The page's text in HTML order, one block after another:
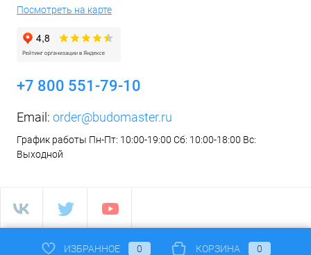
Посмотреть на карте
+7 800 551-79-10
Email: order@budomaster.ru
График работы Пн-Пт: 10:00-19:00 Сб: 10:00-18:00 Вс:
Выходной
ИЗБРАННОЕ 0 КОРЗИНА 0